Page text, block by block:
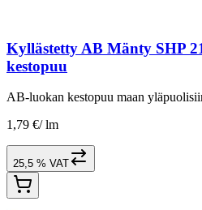
Kyllästetty AB Mänty SHP
kestopuu
AB-luokan kestopuu maan
1,79 €/ lm
25,5 % VAT